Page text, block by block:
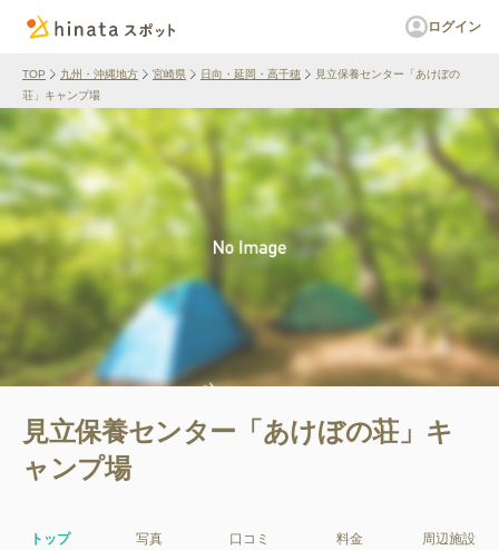
ログイン
TOP 九州・沖縄地方 宮崎県 日向・延岡・高千穂
見立保養センター「あけぼの
荘」キャンプ場
見立保養センター「あけぼの荘」キ
ャンプ場
トップ 写真 口コミ 料金 周辺施設